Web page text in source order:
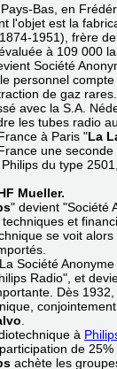
Bas, en
l'objet est la
1951), frère
à 109 000
Société
, le personnel
de gaz rares.
avec la S.A.
les tubes radio
à Paris "La
une
du type
Mueller.
" devient "Société
techniques et
se voit
Société
Radio", et
Dès
à
de
achète les